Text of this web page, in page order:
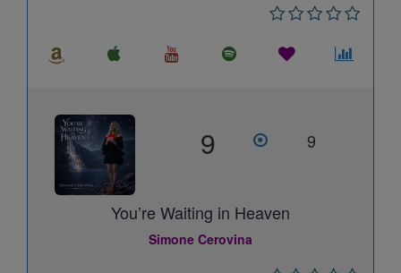
9 9
You’re Waiting in Heaven
Simone Cerovina